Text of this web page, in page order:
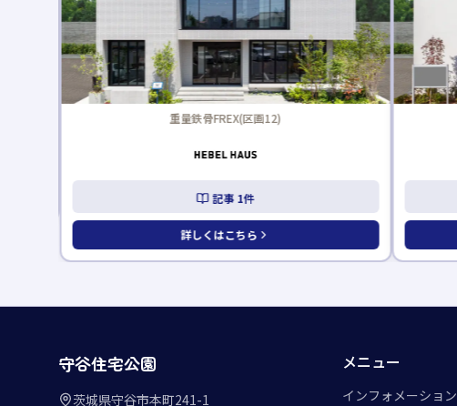
重量鉄骨FREX(区画12)
記事 1件
詳しくはこちら
守谷住宅公園
茨城県守谷市本町241-1
メニュー
インフォメーション